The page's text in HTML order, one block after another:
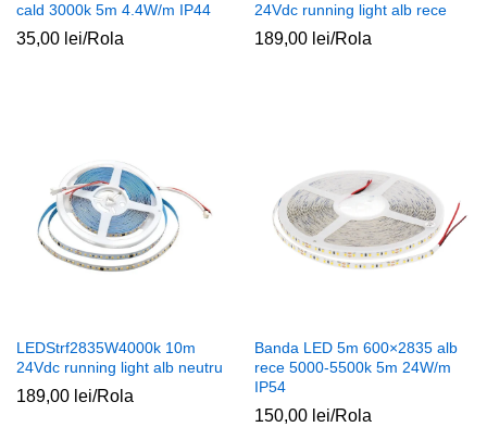
cald 3000k 5m 4.4W/m IP44
35,00 lei/Rola
24Vdc running light alb rece
189,00 lei/Rola
LEDStrf2835W4000k 10m
24Vdc running light alb neutru
189,00 lei/Rola
Banda LED 5m 600×2835 alb
rece 5000-5500k 5m 24W/m
IP54
150,00 lei/Rola